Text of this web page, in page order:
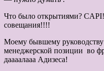
Что было открытиями?
совещания!!!!
Моему бывшему руководству
менеджерской позиции во
даааалааа Адизеса!